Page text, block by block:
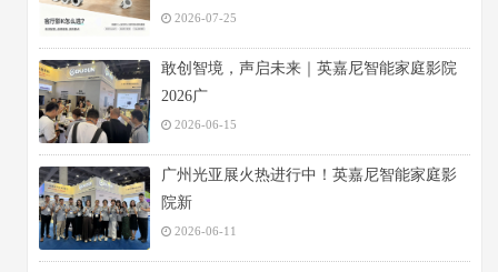
2026-07-25
敢创智境，声启未来｜英嘉尼智能家庭影院
2026广
2026-06-15
广州光亚展火热进行中！英嘉尼智能家庭影
院新
2026-06-11